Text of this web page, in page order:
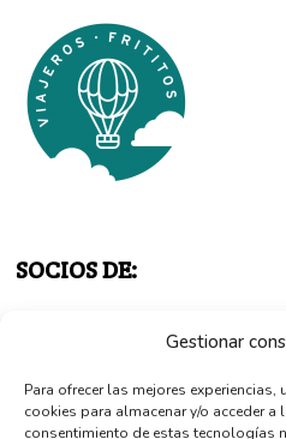
Gestionar
Para ofrecer las mejores
cookies para almacenar y/o acceder
consentimiento de estas tecnologías
SOCIOS DE: